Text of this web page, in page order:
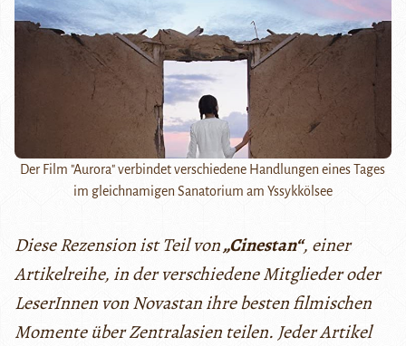
Der Film "Aurora" verbindet verschiedene Handlungen eines Tages
im gleichnamigen Sanatorium am Yssykkölsee
Diese Rezension ist Teil von„Cinestan“, einer
Artikelreihe, in der verschiedene Mitglieder oder
LeserInnen von Novastan ihre besten filmischen
Momente über Zentralasien teilen. Jeder Artikel